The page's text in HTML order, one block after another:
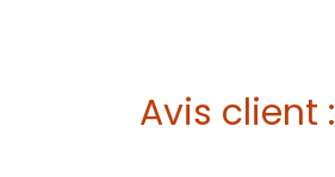
Avis client :